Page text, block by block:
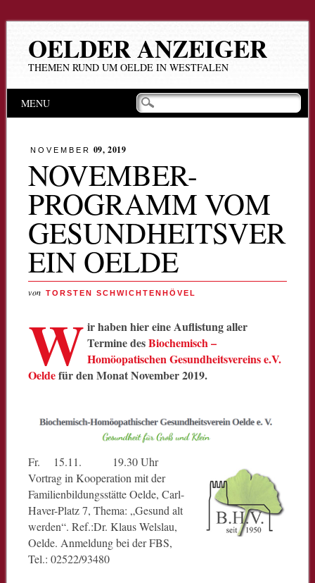
OELDER ANZEIGER
THEMEN RUND UM OELDE IN WESTFALEN
Hauptmenü
Inhalt
MENU
NOVEMBER 09, 2019
NOVEMBER-
PROGRAMM VOM
GESUNDHEITSVER
EIN OELDE
von TORSTEN SCHWICHTENHÖVEL
W ir haben hier eine Auflistung aller
Termine desBiochemisch –
Homöopatischen Gesundheitsvereins e.V.
Oeldefür den Monat November 2019.
Fr. 15.11. 19.30 Uhr
Vortrag in Kooperation mit der
Familienbildungsstätte Oelde, Carl-
Haver-Platz 7, Thema: „Gesund alt
werden“. Ref.:Dr. Klaus Welslau,
Oelde. Anmeldung bei der FBS,
Tel.: 02522/93480